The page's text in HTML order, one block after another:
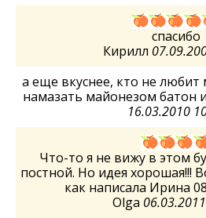
спасибо
Кирилл
а еще вкуснее, кто не любит
намазать майонезом батон
16.03.2010
Что-то я не вижу в этом
постной. Но идея хорошая!!!
как написала Ирина
Olga